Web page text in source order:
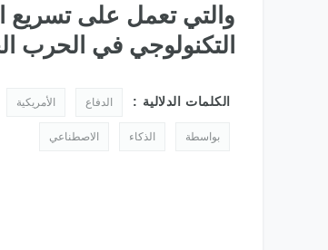
والتي تعمل على تسريع
التكنولوجي في الحرب
الكلمات الدلالية : الدفاع الأمريكية
بواسطة الذكاء الاصطناعي
طائرات
الدولي 2025